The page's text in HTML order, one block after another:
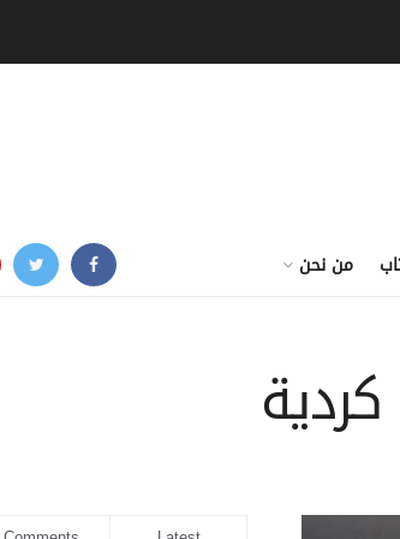
من نحن